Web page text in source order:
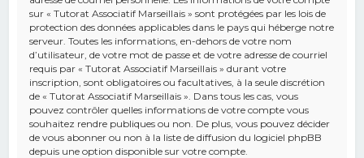
sur « Tutorat Associatif Marseillais » sont protégées par les lois de
protection des données applicables dans le pays qui héberge notre
serveur. Toutes les informations, en-dehors de votre nom
d’utilisateur, de votre mot de passe et de votre adresse de courriel
requis par « Tutorat Associatif Marseillais » durant votre
inscription, sont obligatoires ou facultatives, à la seule discrétion
de « Tutorat Associatif Marseillais ». Dans tous les cas, vous
pouvez contrôler quelles informations de votre compte vous
souhaitez rendre publiques ou non. De plus, vous pouvez décider
de vous abonner ou non à la liste de diffusion du logiciel phpBB
depuis une option disponible sur votre compte.